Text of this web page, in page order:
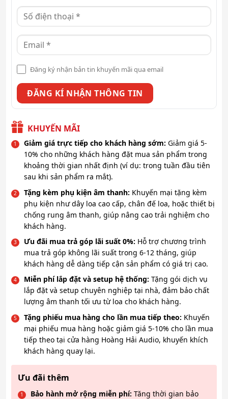
Đăng ký nhận bản tin khuyến mãi qua email
KHUYẾN MÃI
Giảm giá trực tiếp cho khách hàng sớm: Giảm giá 5-
10% cho những khách hàng đặt mua sản phẩm trong
khoảng thời gian nhất định (ví dụ: trong tuần đầu tiên
sau khi sản phẩm ra mắt).
Tặng kèm phụ kiện âm thanh: Khuyến mại tặng kèm
phụ kiện như dây loa cao cấp, chân đế loa, hoặc thiết bị
chống rung âm thanh, giúp nâng cao trải nghiệm cho
khách hàng.
Ưu đãi mua trả góp lãi suất 0%: Hỗ trợ chương trình
mua trả góp không lãi suất trong 6-12 tháng, giúp
khách hàng dễ dàng tiếp cận sản phẩm có giá trị cao.
Miễn phí lắp đặt và setup hệ thống: Tặng gói dịch vụ
lắp đặt và setup chuyên nghiệp tại nhà, đảm bảo chất
lượng âm thanh tối ưu từ loa cho khách hàng.
Tặng phiếu mua hàng cho lần mua tiếp theo: Khuyến
mại phiếu mua hàng hoặc giảm giá 5-10% cho lần mua
tiếp theo tại cửa hàng Hoàng Hải Audio, khuyến khích
khách hàng quay lại.
Ưu đãi thêm
Bảo hành mở rộng miễn phí: Tăng thời gian bảo